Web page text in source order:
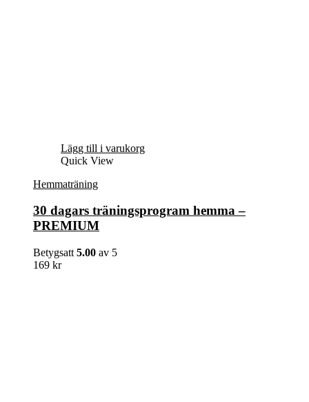
Lägg till i varukorg
Quick View
Hemmaträning
30 dagars träningsprogram hemma –
PREMIUM
Betygsatt 5.00 av 5
169 kr